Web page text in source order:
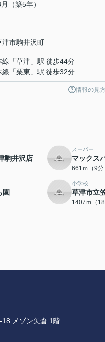
（築5年）
津市駒井沢町
線 「草津 」駅 徒歩44分
線 「栗東 」駅 徒歩32分
情報の見方
駒井沢店
スーパー
マックス
661ｍ（9分
園
小学校
草津市立
1407ｍ（18
18 メゾン矢倉 1階